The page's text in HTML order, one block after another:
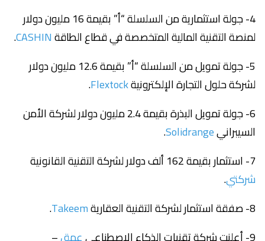
4- جولة استثمارية من السلسلة “أ” بقيمة 16 مليون دولار
لمنصة التقنية المالية المتخصصة في قطاع الطاقةCASHIN
.
5- جولة تمويل من السلسلة “أ” بقيمة 12.6 مليون دولار
لشركة حلول التجارة الإلكترونيةFlextock
.
6- جولة تمويل البذرة بقيمة 2.4 مليون دولار لشركة الأمن
السيبرانيSolidrange
.
7- استثمار بقيمة 162 ألف دولار لشركة التقنية القانونية
شركتي.
8- صفقة استثمار لشركة التقنية العقارية
Takeem
.